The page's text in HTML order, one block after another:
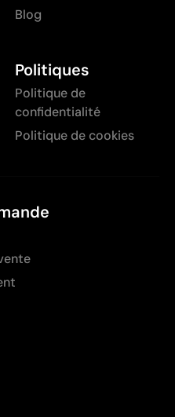
Blog
Politiques
Politique de
confidentialité
Politique de cookies